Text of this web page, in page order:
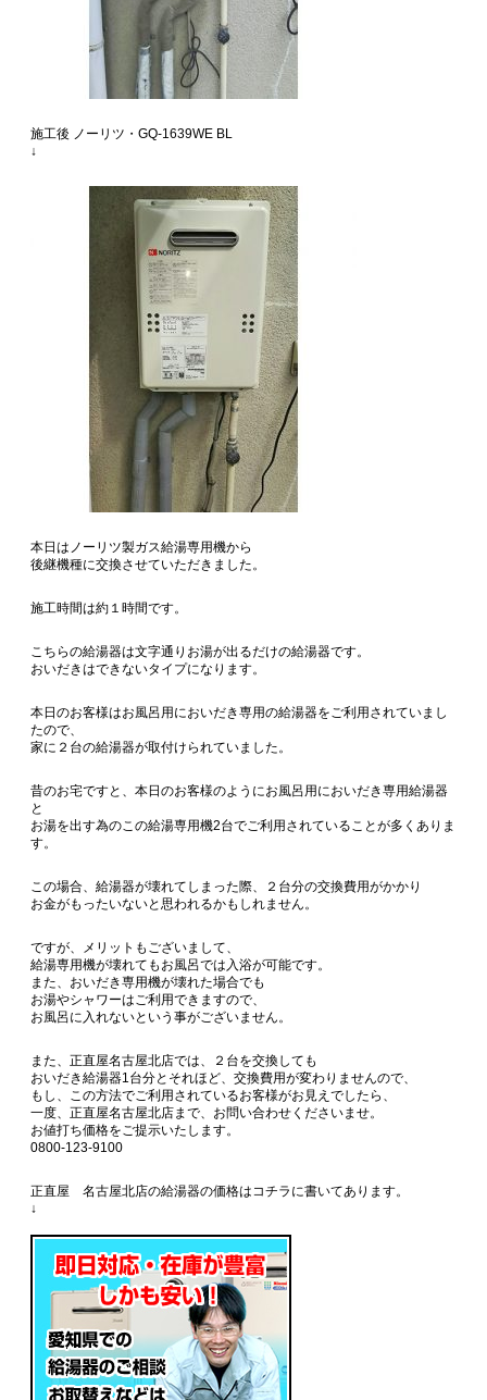
施工後 ノーリツ・GQ-1639WE BL
↓
本日はノーリツ製ガス給湯専用機から
後継機種に交換させていただきました。
施工時間は約１時間です。
こちらの給湯器は文字通りお湯が出るだけの給湯器です。
おいだきはできないタイプになります。
本日のお客様はお風呂用においだき専用の給湯器をご利用されていまし
たので、
家に２台の給湯器が取付けられていました。
昔のお宅ですと、本日のお客様のようにお風呂用においだき専用給湯器
と
お湯を出す為のこの給湯専用機2台でご利用されていることが多くありま
す。
この場合、給湯器が壊れてしまった際、２台分の交換費用がかかり
お金がもったいないと思われるかもしれません。
ですが、メリットもございまして、
給湯専用機が壊れてもお風呂では入浴が可能です。
また、おいだき専用機が壊れた場合でも
お湯やシャワーはご利用できますので、
お風呂に入れないという事がございません。
また、正直屋名古屋北店では、２台を交換しても
おいだき給湯器1台分とそれほど、交換費用が変わりませんので、
もし、この方法でご利用されているお客様がお見えでしたら、
一度、正直屋名古屋北店まで、お問い合わせくださいませ。
お値打ち価格をご提示いたします。
0800-123-9100
正直屋 名古屋北店の給湯器の価格はコチラに書いてあります。
↓